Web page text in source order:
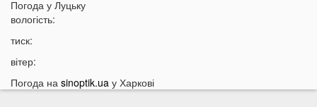
10:15
Погода у Луцьку
вологість:
тиск:
вітер:
Погода на sinoptik.ua у Харкові